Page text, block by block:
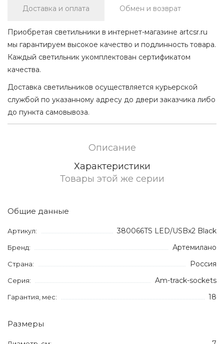
Доставка и оплата Обмен и возврат
Приобретая светильники в интернет-магазине artcsr.ru
мы гарантируем высокое качество и подлинность товара.
Каждый светильник укомплектован сертификатом
качества.
Доставка светильников осуществляется курьерской
службой по указанному адресу до двери заказчика либо
до пункта самовывоза.
Описание
Характеристики
Товары этой же серии
Общие данные
Артикул: 380066TS LED/USBx2 Black
Бренд: Артемилано
Страна: Россия
Серия: Am-track-sockets
Гарантия, мес: 18
Размеры